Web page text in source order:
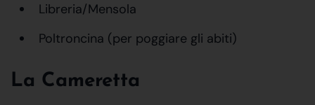
Libreria/Mensola
Poltroncina (per poggiare gli abiti)
La Cameretta